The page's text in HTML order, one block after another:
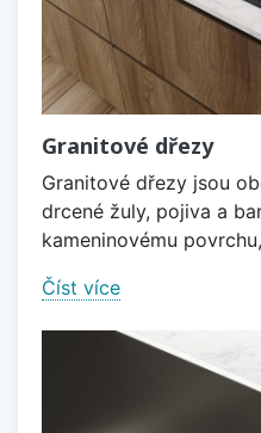
Granitové dřezy
Granitové dřezy jsou
drcené žuly, pojiva a
kameninovému
Číst více